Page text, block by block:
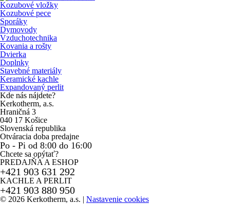
Kozubové vložky
Kozubové pece
Sporáky
Dymovody
Vzduchotechnika
Kovania a rošty
Dvierka
Doplnky
Stavebné materiály
Keramické kachle
Expandovaný perlit
Kde nás nájdete?
Kerkotherm, a.s.
Hraničná 3
040 17 Košice
Slovenská republika
Otváracia doba predajne
Po - Pi od 8:00 do 16:00
Chcete sa opýtať?
PREDAJŇA A ESHOP
+421 903 631 292
KACHLE A PERLIT
+421 903 880 950
© 2026 Kerkotherm, a.s. | Nastavenie cookies